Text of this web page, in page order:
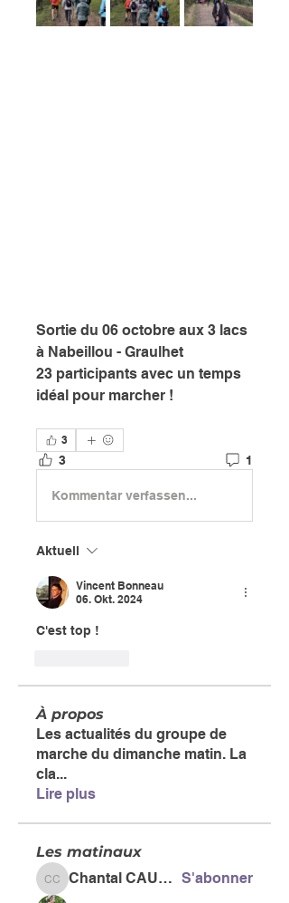
Sortie du 06 octobre aux 3 lacs
à Nabeillou - Graulhet
23 participants avec un temps
idéal pour marcher !
3
3 1
Kommentar verfassen...
Aktuell
Vincent Bonneau
06. Okt. 2024
C'est top !
À propos
Les actualités du groupe de
marche du dimanche matin. La
cla...
Lire plus
Les matinaux
Chantal CAUSSE Chantal CAUSSE S'abonner